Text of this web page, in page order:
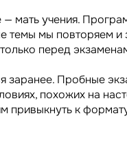
мать учения.
темы мы повторяем и
перед
заранее. Пробные
похожих на
привыкнуть к